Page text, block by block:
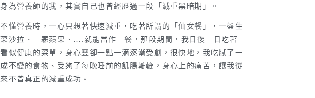
身為營養師的我，其實自己也曾經歷過一段「減重黑暗期」。
不懂營養時，一心只想著快速減重，吃著所謂的「仙女餐」，一盤生
菜沙拉、一顆蘋果、….就能當作一餐，那段期間，我日復一日吃著
看似健康的菜單，身心靈卻一點一滴逐漸受創，很快地，我吃膩了一
成不變的食物、受夠了每晚睡前的飢腸轆轆，身心上的痛苦，讓我從
來不曾真正的減重成功。